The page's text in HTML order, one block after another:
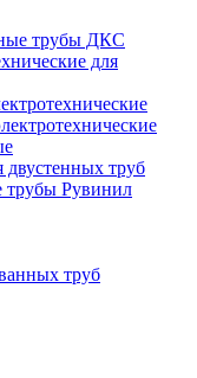
трубы ДКС
для
труб
трубы Рувинил
труб